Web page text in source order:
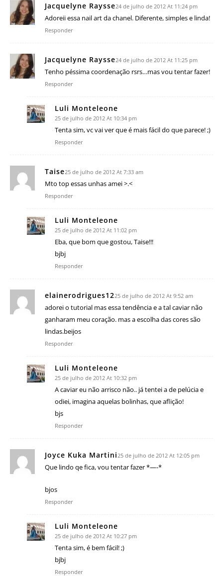
Jacquelyne Raysse24 de julho de 2012 At 11:24 pm
Adoreii essa nail art da chanel. Diferente, simples e linda!
Responder
Jacquelyne Raysse24 de julho de 2012 At 11:25 pm
Tenho péssima coordenação rsrs…mas vou tentar fazer!
Responder
Luli Monteleone
25 de julho de 2012 At 10:34 pm
Tenta sim, vc vai ver que é mais fácil do que parece! ;)
Responder
Taise25 de julho de 2012 At 7:33 am
Mto top essas unhas amei >.<
Responder
Luli Monteleone
25 de julho de 2012 At 11:02 pm
Eba, que bom que gostou, Taise!!!
bjbj
Responder
elainerodrigues1225 de julho de 2012 At 9:52 am
adorei o tutorial mas essa tendência e a tal caviar não
ganharam meu coração. mas a escolha das cores são
lindas.beijos
Responder
Luli Monteleone
25 de julho de 2012 At 10:32 pm
A caviar eu não arrisco não.. já tentei a de pelúcia e
odiei, imagina aquelas bolinhas, que aflição!
bjs
Responder
Joyce Kuka Martini 25 de julho de 2012 At 12:05 pm
Que lindo qe fica, vou tentar fazer *—-*
bjos
Responder
Luli Monteleone
25 de julho de 2012 At 10:27 pm
Tenta sim, é bem fácil! ;)
bjbj
Responder